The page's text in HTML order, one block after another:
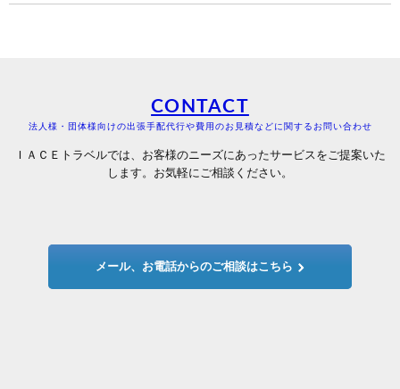
CONTACT
法人様・団体様向けの出張手配代行や費用のお見積などに関するお問い合わせ
ＩＡＣＥトラベルでは、お客様のニーズにあったサービスをご提案いた
します。お気軽にご相談ください。
メール、お電話からのご相談はこちら